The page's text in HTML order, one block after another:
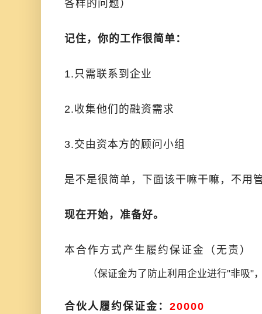
各样的问题）
记住，你的工作很简单：
1.只需联系到企业
2.收集他们的融资需求
3.交由资本方的顾问小组
是不是很简单，下面该干嘛干嘛，不用
现在开始，准备好。
本合作方式产生履约保证金（无责）
（保证金为了防止利用企业进行"非吸"
合伙人履约保证金 ： 20000